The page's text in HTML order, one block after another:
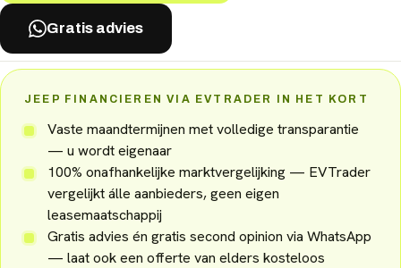
Gratis advies
JEEP FINANCIEREN VIA EVTRADER IN HET KORT
Vaste maandtermijnen met volledige transparantie
— u wordt eigenaar
100% onafhankelijke marktvergelijking — EVTrader
vergelijkt álle aanbieders, geen eigen
leasemaatschappij
Gratis advies én gratis second opinion via WhatsApp
— laat ook een offerte van elders kosteloos